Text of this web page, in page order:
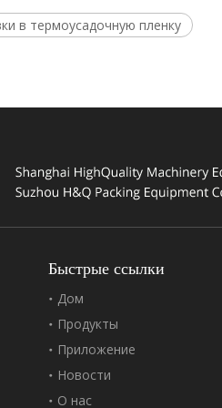
в термоусадочную пленку
Быстрые ссылки
Дом
Продукты
Приложение
Новости
О нас